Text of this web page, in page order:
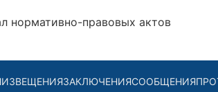
нормативно-правовых актов
ИЗВЕЩЕНИЯЗАКЛЮЧЕНИЯСООБЩЕНИЯ